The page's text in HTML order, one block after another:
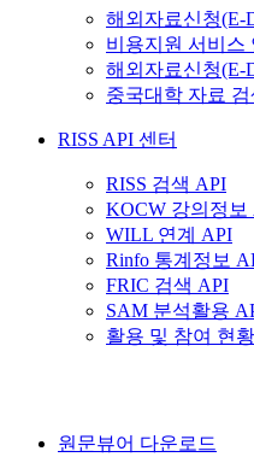
해외자료신청(E-
비용지원 서비스
해외자료신청(E-
중국대학 자료 검
RISS API 센터
RISS 검색 API
KOCW 강의정보
WILL 연계 API
Rinfo 통계정보
FRIC 검색 API
SAM 분석활용
활용 및 참여 현황
원문뷰어 다운로드